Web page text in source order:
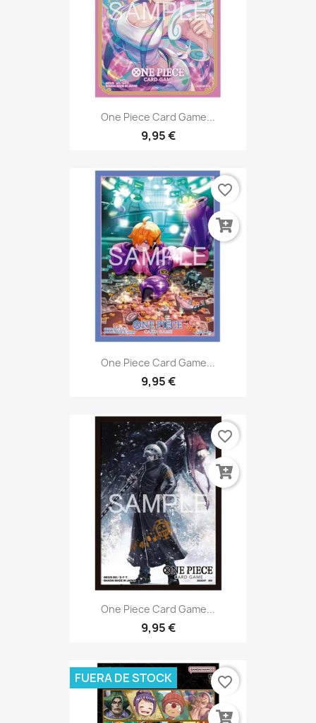
One Piece Card Game...
9,95 €
One Piece Card Game...
9,95 €
favorite_border
One Piece Card Game...
9,95 €
favorite_border
FUERA DE STOCK favorite_border